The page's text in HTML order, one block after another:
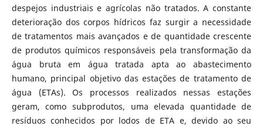
despejos industriais e agrícolas não tratados. A constante
deterioração dos corpos hídricos faz surgir a necessidade
de tratamentos mais avançados e de quantidade crescente
de produtos químicos responsáveis pela transformação da
água bruta em água tratada apta ao abastecimento
humano, principal objetivo das estações de tratamento de
água (ETAs). Os processos realizados nessas estações
geram, como subprodutos, uma elevada quantidade de
resíduos conhecidos por lodos de ETA e, devido ao seu